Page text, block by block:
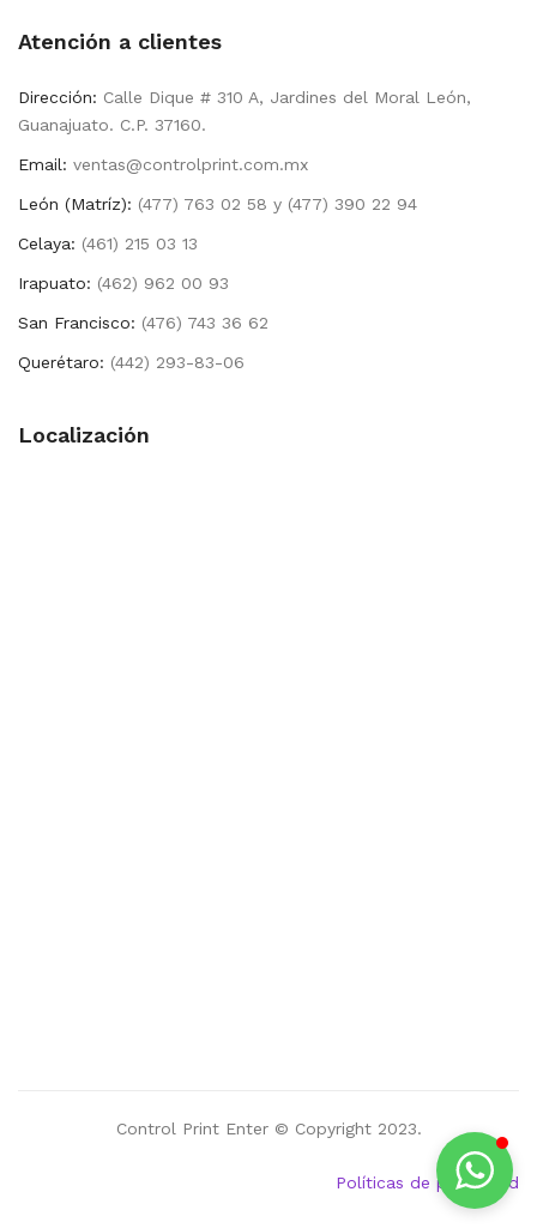
Atención a clientes
Dirección: Calle Dique # 310 A, Jardines del Moral León,
Guanajuato. C.P. 37160.
Email: ventas@controlprint.com.mx
León (Matríz): (477) 763 02 58 y (477) 390 22 94
Celaya: (461) 215 03 13
Irapuato: (462) 962 00 93
San Francisco: (476) 743 36 62
Querétaro: (442) 293-83-06
Localización
Control Print Enter © Copyright 2023.
Políticas de privacidad